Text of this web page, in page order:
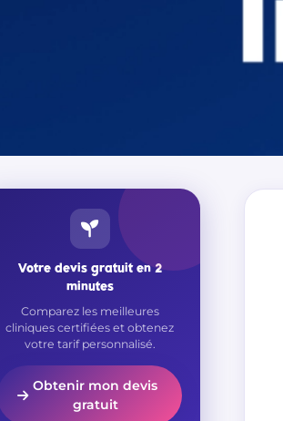
Votre devis gratuit en 2
minutes
Comparez les meilleures
cliniques certifiées et obtenez
votre tarif personnalisé.
Obtenir mon devis
gratuit